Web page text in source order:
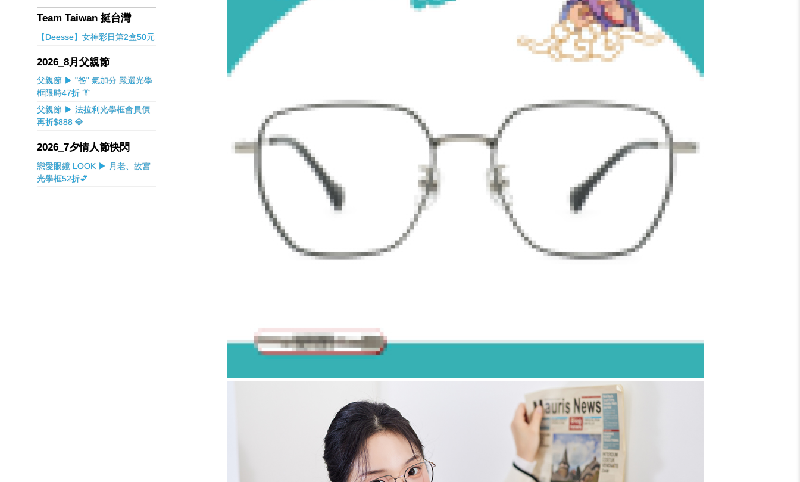
Team Taiwan 挺台灣
【Deesse】女神彩日第2盒50元
2026_8月父親節
父親節 ▶ "爸" 氣加分 嚴選光學
框限時47折 👔
父親節 ▶ 法拉利光學框會員價
再折$888 💎
2026_7夕情人節快閃
戀愛眼鏡 LOOK ▶ 月老、故宮
光學框52折💕